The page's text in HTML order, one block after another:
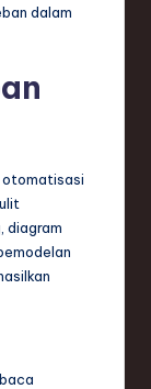
dalam
otomatisasi
diagram